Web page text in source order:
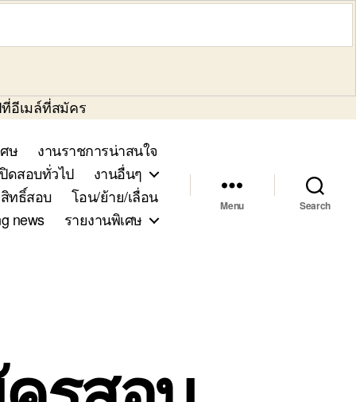
อีเมล์ที่สมัคร
ษ
งานราชการน่าสนใจ
ดสอบทั่วไป
งานอื่นๆ
ทธิ์สอบ
โอน/ย้าย/เลื่อน
news
รายงานพิเศษ
Menu Search